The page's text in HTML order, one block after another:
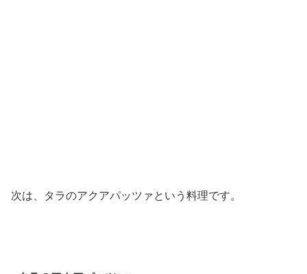
次は、タラのアクアパッツァという料理です。